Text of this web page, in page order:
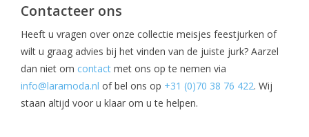
Contacteer ons
Heeft u vragen over onze collectie meisjes feestjurken of
wilt u graag advies bij het vinden van de juiste jurk? Aarzel
dan niet om contact met ons op te nemen via
info@laramoda.nl of bel ons op +31 (0)70 38 76 422. Wij
staan altijd voor u klaar om u te helpen.